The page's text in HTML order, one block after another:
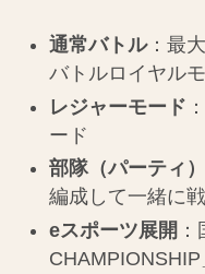
通常バトル：最
バトルロイヤル
レジャーモード
ード
部隊（パーティ
編成して一緒に
eスポーツ展開